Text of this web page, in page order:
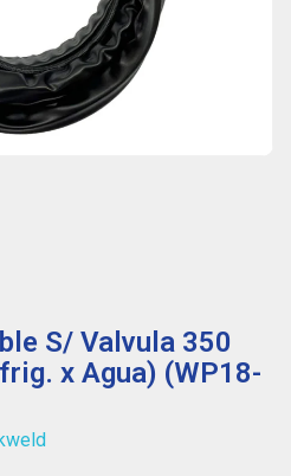
S/ Valvula 350
x Agua) (WP18-